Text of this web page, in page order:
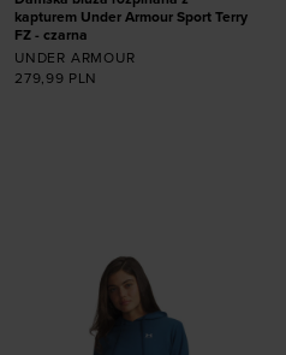
kapturem Under Armour Sport Terry
FZ - czarna
UNDER ARMOUR
279,99 PLN